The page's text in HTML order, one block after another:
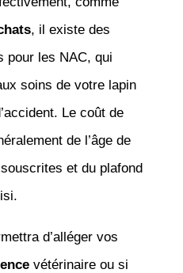
, il existe des
pour les NAC, qui
soins de votre lapin
Le coût de
de l’âge de
et du plafond
d’alléger vos
vétérinaire ou si